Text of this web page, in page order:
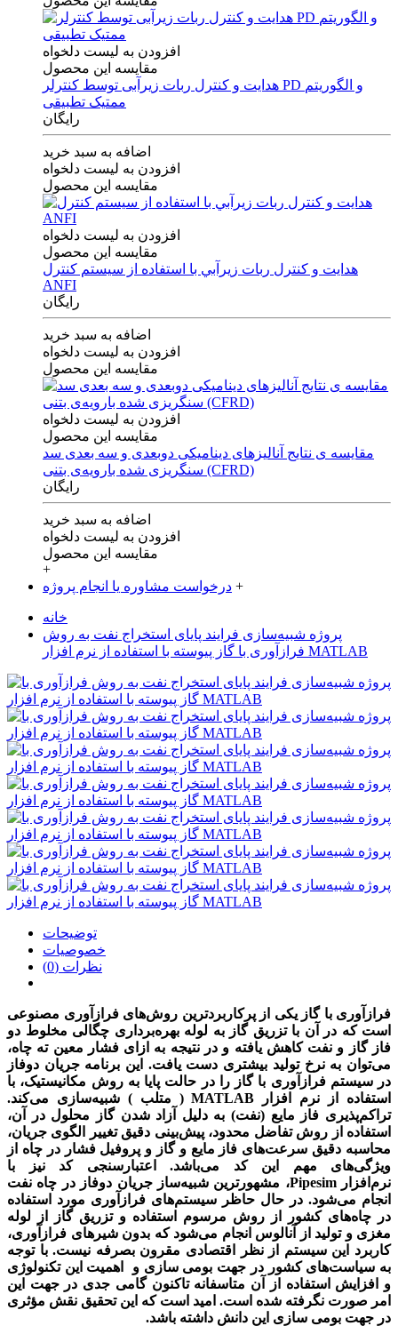
افزودن به لیست دلخواه
مقایسه این محصول
هدایت و کنترل ربات زیرآبی توسط کنترلر PD و الگوریتم
ممتیک تطبیقی
رایگان
اضافه به سبد خرید
افزودن به لیست دلخواه
مقایسه این محصول
افزودن به لیست دلخواه
مقایسه این محصول
هدايت و كنترل ربات زيرآبي با استفاده از سيستم كنترل
ANFI
رایگان
اضافه به سبد خرید
افزودن به لیست دلخواه
مقایسه این محصول
افزودن به لیست دلخواه
مقایسه این محصول
مقایسه ی‌ نتایج آنالیزهای‌ دینامیکی‌ دوبعدی‌ و‌ سه بعدی‌ سد
سنگریزی‌ شده با‌رویه‌ی‌ بتنی‌ (CFRD)
رایگان
اضافه به سبد خرید
افزودن به لیست دلخواه
مقایسه این محصول
+
درخواست مشاوره یا انجام پروژه +
خانه
پروژه شبیه‌سازی فرایند پایای استخراج نفت به روش
فرازآوری با گاز پیوسته با استفاده از نرم افزار MATLAB
توضیحات
خصوصیات
نظرات (0)
فرازآوری با گاز یکی از پرکاربردترین روش‌های فرازآوری مصنوعی
است که در آن با تزریق گاز به لوله بهره‌برداری چگالی مخلوط دو
فاز گاز و نفت کاهش یافته و در نتیجه به ازای فشار معین ته چاه،
می‌توان به نرخ تولید بیشتری دست یافت. این برنامه جریان دوفاز
در سیستم فرازآوری با گاز را در حالت پایا به روش مکانیستیک، با
استفاده از نرم افزار MATLAB ( متلب )
شبیه‌سازی می‌کند.
تراکم‌پذیری فاز مایع (نفت) به دلیل آزاد شدن گاز محلول در آن،
استفاده از روش تفاضل محدود، پیش‌بینی دقیق تغییر الگوی جریان،
محاسبه دقیق سرعت‌های فاز مایع و گاز و پروفیل فشار در چاه از
ویژگی‌های مهم این کد می‌باشد. اعتبارسنجی کد نیز با
نرم‌افزارPipesim، مشهورترین شبیه‌ساز جریان دوفاز در چاه نفت
انجام می‌شود. در حال حاظر سیستم‌های فرازآوری مورد استفاده
در چاه‌های کشور از روش مرسوم استفاده و تزریق گاز از لوله
مغزی و تولید از آنالوس انجام می‌شود که بدون شیرهای فرازآوری،
کاربرد این سیستم از نظر اقتصادی مقرون بصرفه نیست. با توجه
به سیاست‌های کشور در جهت بومی سازی و اهمیت این تکنولوژی
و افزایش استفاده از آن متاسفانه تاکنون گامی جدی در جهت این
امر صورت نگرفته شده است. امید است که این تحقیق نقش مؤثری
در جهت بومی سازی این دانش داشته باشد.